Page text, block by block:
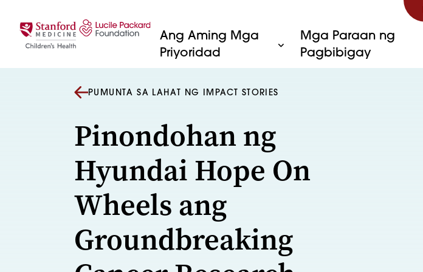
Ang Aming Mga
Priyoridad
Mga Paraan ng
Pagbibigay
PUMUNTA SA LAHAT NG IMPACT STORIES
Pinondohan ng
Hyundai Hope On
Wheels ang
Groundbreaking